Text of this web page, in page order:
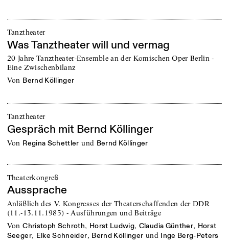
Tanztheater
Was Tanztheater will und vermag
20 Jahre Tanztheater-Ensemble an der Komischen Oper Berlin -
Eine Zwischenbilanz
von Bernd Köllinger
Tanztheater
Gespräch mit Bernd Köllinger
von Regina Schettler und Bernd Köllinger
Theaterkongreß
Aussprache
Anläßlich des V. Kongresses der Theaterschaffenden der DDR
(11.-13.11.1985) - Ausführungen und Beiträge
von Christoph Schroth, Horst Ludwig, Claudia Günther, Horst
Seeger, Elke Schneider, Bernd Köllinger und Inge Berg-Peters